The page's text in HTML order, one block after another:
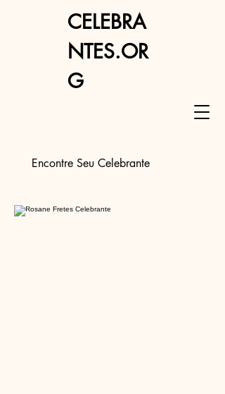
Encontre Seu Celebrante
CELEBRA
NTES.OR
G